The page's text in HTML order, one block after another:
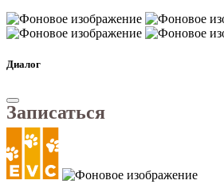
Диалог
Записаться